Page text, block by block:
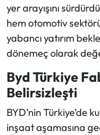
yer arayışını
hem otomotiv
yabancı yatırım
dönemeç olarak
Byd Türkiye
Belirsizleşti
BYD’nin Türkiye’de
inşaat aşamasına
Teknoloji